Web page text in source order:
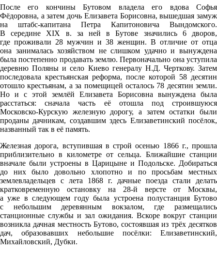
После его кончины Бутовом владела его вдова Софья
Фёдоровна, а затем дочь Елизавета Борисовна, вышедшая замуж
на штабс-капитана Петра Капитоновича Вындомского.
В середине XIX в. за ней в Бутове значились 6 дворов,
где проживали 28 мужчин и 38 женщин. В отличие от отца
она занималась хозяйством не слишком удачно и вынуждена
была постепенно продавать землю. Первоначально она уступила
деревню Поляны и село Киево генералу Н.Д. Черткову. Затем
последовала крестьянская реформа, после которой 58 десятин
отошло крестьянам, а за помещицей осталось 78 десятин земли.
Но и с этой землёй Елизавета Борисовна вынуждена была
расстаться: сначала часть её отошла под строившуюся
Московско-Курскую железную дорогу, а затем остатки были
проданы дачникам, создавшим здесь Елизаветинский посёлок,
названный так в её память.
Железная дорога, вступившая в строй осенью 1866 г., прошла
приблизительно в километре от сельца. Ближайшие станции
вначале были устроены в Царицыне и Подольске. Добираться
до них было довольно хлопотно и по просьбам местных
землевладельцев с лета 1868 г. дачные поезда стали делать
кратковременную остановку на 28-й версте от Москвы,
а уже в следующем году была устроена полустанция Бутово
с небольшим деревянным вокзалом, где размещались
станционные службы и зал ожидания. Вскоре вокруг станции
возникла дачная местность Бутово, состоявшая из трёх десятков
дач, образовавших небольшие посёлки: Елизаветинский,
Михайловский, Дубки.